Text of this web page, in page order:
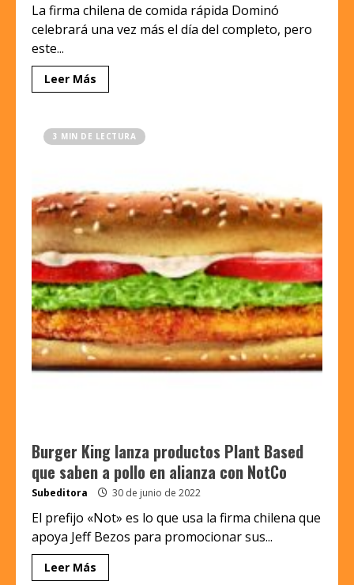
La firma chilena de comida rápida Dominó
celebrará una vez más el día del completo, pero
este...
Leer Más
3 MIN DE LECTURA
Burger King lanza productos Plant Based
que saben a pollo en alianza con NotCo
Subeditora 30 de junio de 2022
El prefijo «Not» es lo que usa la firma chilena que
apoya Jeff Bezos para promocionar sus...
Leer Más